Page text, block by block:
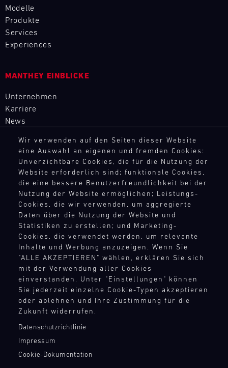
A
R
Mo. Di.
10 11 12 13 14 15 16
17 18 19 20 23 24
25 26 27 28 29 30 31
30.07.
02.08.
IMSA
Motul
Sportscar
Endurance
Grand
Prix
Bild
Der
31.07.
Wir verwenden auf den Seiten dieser Website
eine Auswahl an eigenen und fremden Cookies:
Unverzichtbare Cookies, die für die Nutzung der
Website erforderlich sind; funktionale Cookies,
die eine bessere Benutzerfreundlichkeit bei der
Nutzung der Website ermöglichen; Leistungs-
Cookies, die wir verwenden, um aggregierte
Daten über die Nutzung der Website und
Statistiken zu erstellen; und Marketing-
Cookies, die verwendet werden, um relevante
Inhalte und Werbung anzuzeigen. Wenn Sie
"ALLE AKZEPTIEREN" wählen, erklären Sie sich
mit der Verwendung aller Cookies
einverstanden. Unter "Einstellungen" können
Sie jederzeit einzelne Cookie-Typen akzeptieren
oder ablehnen und Ihre Zustimmung für die
Zukunft widerrufen.
Datenschutzrichtlinie
Impressum
Cookie-Dokumentation
Modelle
Produkte
Services
Experiences
MANTHEY EINBLICKE
Unternehmen
Karriere
News
RECHTSHINWEIS
AEB
AGB
Widerrufsbelehrung
Impressum
Compliance
Hinweisgebersystem
Menschenrechte
Teilnahmebedingungen
KONTAKTPUNKTE
Kontakt